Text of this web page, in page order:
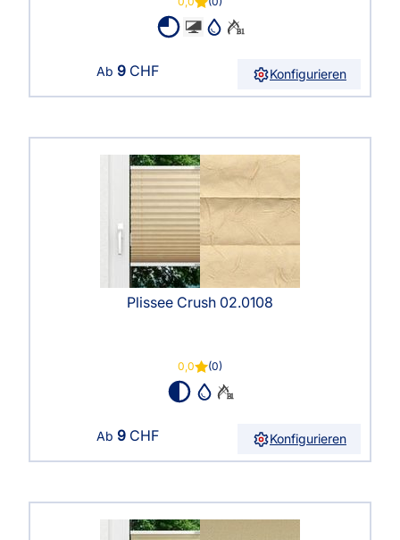
Ab 9 CHF Konfigurieren
Plissee Crush 02.0108
0,0 (0)
Ab 9 CHF Konfigurieren